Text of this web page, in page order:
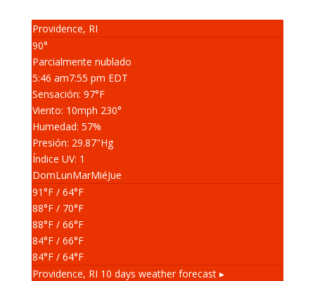
Providence, RI
90°
Parcialmente nublado
5:46 am7:55 pm EDT
Sensación: 97°F
Viento: 10mph 230°
Humedad: 57%
Presión: 29.87"Hg
Índice UV: 1
DomLunMarMiéJue
91°F/ 64°F
88°F/ 70°F
88°F/ 66°F
84°F/ 66°F
84°F/ 64°F
Providence, RI 10 days weather forecast ▸